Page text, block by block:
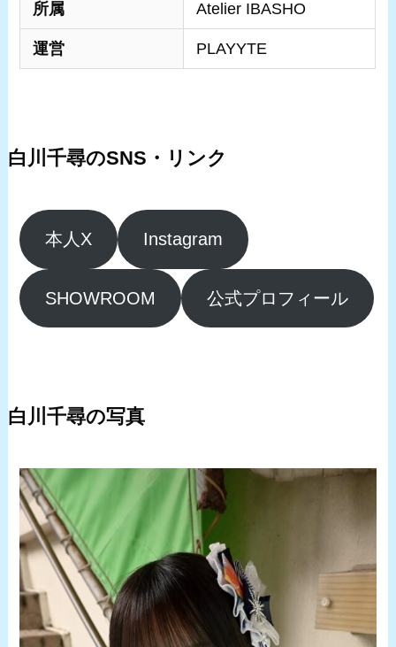
所属 Atelier IBASHO
運営 PLAYYTE
白川千尋のSNS・リンク
本人X Instagram
SHOWROOM 公式プロフィール
白川千尋の写真